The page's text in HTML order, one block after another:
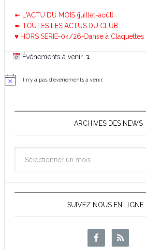
➼ L'ACTU DU MOIS (juillet-août)
➽ TOUTES LES ACTUS DU CLUB
♥ HORS SERIE-04/26-Danse à Claquettes
Événements à venir ↴
N
Il n’y a pas d’évènements à venir.
ARCHIVES DES NEWS
des
News
SUIVEZ NOUS EN LIGNE …